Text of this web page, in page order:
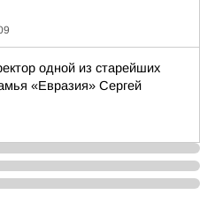
одной из старейших
«Евразия» Сергей